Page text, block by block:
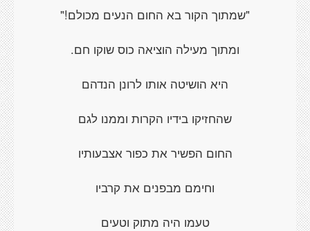
"שמתוך הקור בא החום הנעים מכולם!"
ומתוך מעילה הוציאה כוס שוקו חם.
היא הושיטה אותו לרונן הנדהם
שהחזיקו בידיו הקרות וממנו לגם
החום הפשיר את כפור אצבעותיו
וחימם מבפנים את קרביו
טעמו היה מתוק וטעים